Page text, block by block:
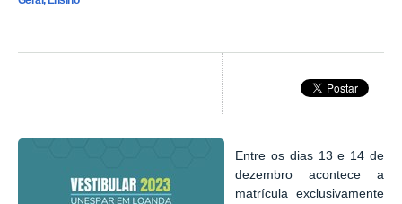
Entre os dias 13 e 14 de
dezembro acontece a
matrícula exclusivamente